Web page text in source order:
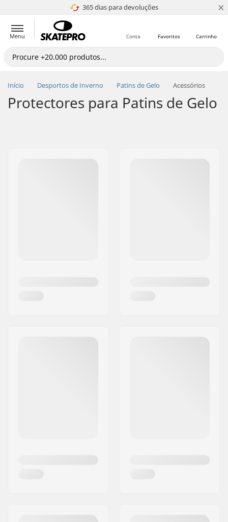
365 dias para devoluções
4.8 de 5 ×
Menu Carrinho
Favoritos
Conta
Início Desportos de Inverno Patins de Gelo Acessórios
Protectores para Patins de Gelo